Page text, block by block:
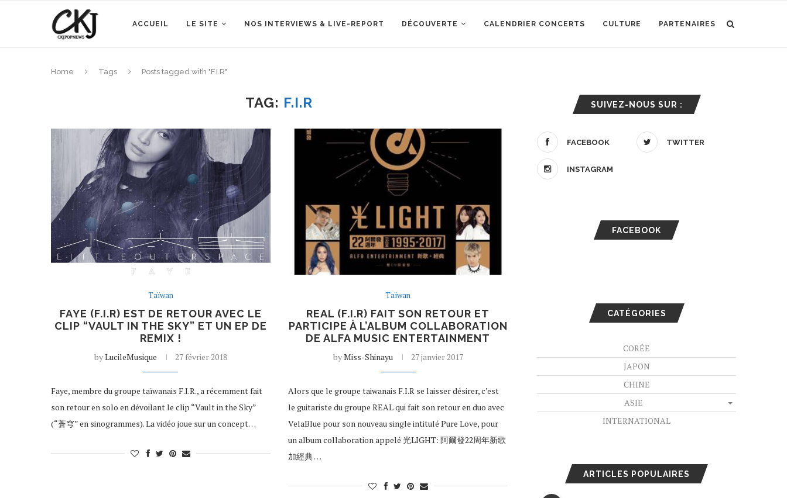
ACCUEIL LE SITE NOS INTERVIEWS & LIVE-REPORT DÉCOUVERTE CALENDRIER CONCERTS CULTURE PARTENAIRES
Home Tags Posts tagged with "F.I.R"
TAG: F.I.R
Taïwan
FAYE (F.I.R) EST DE RETOUR AVEC LE
CLIP “VAULT IN THE SKY” ET UN EP DE
REMIX !
byLucileMusique 27 février 2018
Faye, membre du groupe taïwanais F.I.R., a récemment fait
son retour en solo en dévoilant le clip “Vault in the Sky”
(“蒼穹” en sinogrammes). La vidéo joue sur un concept…
Taïwan
REAL (F.I.R) FAIT SON RETOUR ET
PARTICIPE À L’ALBUM COLLABORATION
DE ALFA MUSIC ENTERTAINMENT
byMiss-Shinayu 27 janvier 2017
Alors que le groupe taiwanais F.I.R se laisser désirer, c’est
le guitariste du groupe REAL qui fait son retour en duo avec
VelaBlue pour son nouveau single intitulé Pure Love, pour
un album collaboration appelé 光LIGHT: 阿爾發22周年新歌
加經典 …
SUIVEZ-NOUS SUR :
FACEBOOK TWITTER
INSTAGRAM
FACEBOOK
CATÉGORIES
CORÉE
JAPON
CHINE
ASIE
INTERNATIONAL
ARTICLES POPULAIRES